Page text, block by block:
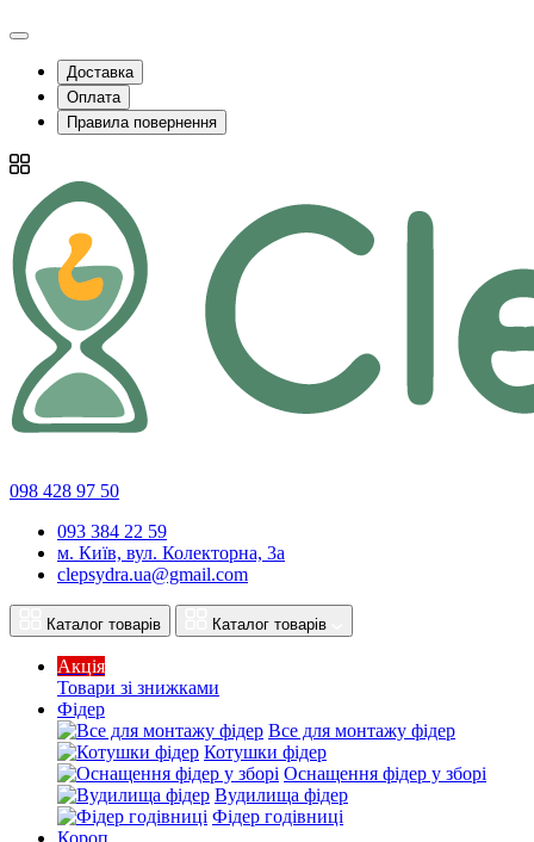
Доставка
Оплата
Правила повернення
098 428 97 50
093 384 22 59
м. Київ, вул. Колекторна, 3а
clepsydra.ua@gmail.com
Каталог товарів Каталог товарів
Акція
Товари зі знижками
Фідер
Все для монтажу фідер
Котушки фідер
Оснащення фідер у зборі
Вудилища фідер
Фідер годівниці
Короп